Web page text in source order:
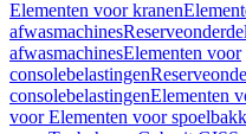
Elementen voor kranen
afwasmachines
afwasmachinesElementen voor
consolebelastingen
consolebelastingenElementen
voor Elementen voor